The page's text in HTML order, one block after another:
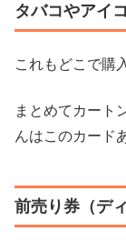
タバコやアイ
これもどこで購
まとめてカート
んはこのカード
前売り券（デ